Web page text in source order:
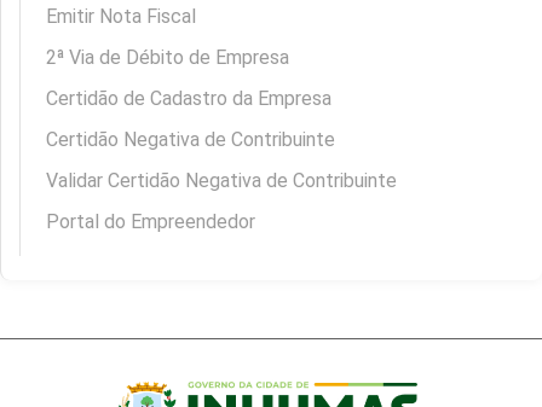
Emitir Nota Fiscal
2ª Via de Débito de Empresa
Certidão de Cadastro da Empresa
Certidão Negativa de Contribuinte
Validar Certidão Negativa de Contribuinte
Portal do Empreendedor